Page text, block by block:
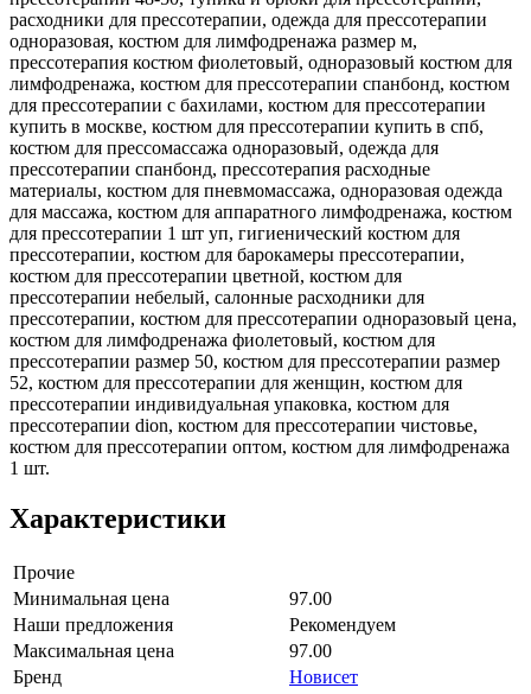
расходники для прессотерапии, одежда для прессотерапии
одноразовая, костюм для лимфодренажа размер м,
прессотерапия костюм фиолетовый, одноразовый костюм для
лимфодренажа, костюм для прессотерапии спанбонд, костюм
для прессотерапии с бахилами, костюм для прессотерапии
купить в москве, костюм для прессотерапии купить в спб,
костюм для прессомассажа одноразовый, одежда для
прессотерапии спанбонд, прессотерапия расходные
материалы, костюм для пневмомассажа, одноразовая одежда
для массажа, костюм для аппаратного лимфодренажа, костюм
для прессотерапии 1 шт уп, гигиенический костюм для
прессотерапии, костюм для барокамеры прессотерапии,
костюм для прессотерапии цветной, костюм для
прессотерапии небелый, салонные расходники для
прессотерапии, костюм для прессотерапии одноразовый цена,
костюм для лимфодренажа фиолетовый, костюм для
прессотерапии размер 50, костюм для прессотерапии размер
52, костюм для прессотерапии для женщин, костюм для
прессотерапии индивидуальная упаковка, костюм для
прессотерапии dion, костюм для прессотерапии чистовье,
костюм для прессотерапии оптом, костюм для лимфодренажа
1 шт.
Характеристики
Прочие
Минимальная цена
97.00
Наши предложения
Рекомендуем
Максимальная цена
97.00
Бренд
Новисет